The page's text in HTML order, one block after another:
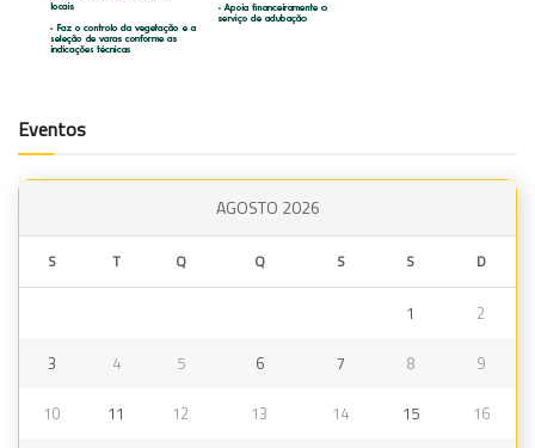
Eventos
AGOSTO 2026
S T Q Q S S D
1 2
3 4 5 6 7 8 9
10 11 12 13 14 15 16